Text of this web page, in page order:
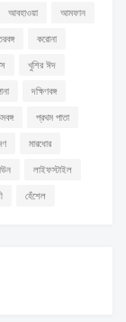
আবহাওয়া
আমফান
করোনা
খুশির ঈদ
দক্ষিণবঙ্গ
প্রথম পাতা
মারধোর
লাইফস্টাইল
হেঁশেল